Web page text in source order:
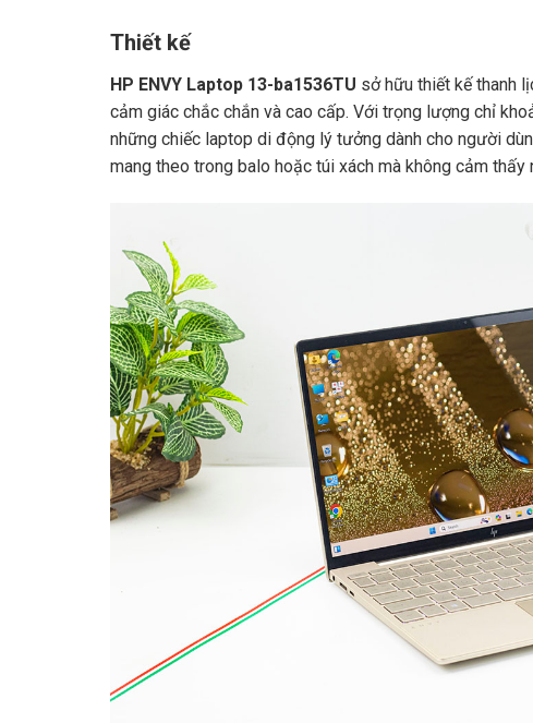
Thiết kế
HP ENVY Laptop 13-ba1536TU sở hữu thiết kế thanh
cảm giác chắc chắn và cao cấp. Với trọng lượng chỉ
những chiếc laptop di động lý tưởng dành cho người
mang theo trong balo hoặc túi xách mà không cảm thấy